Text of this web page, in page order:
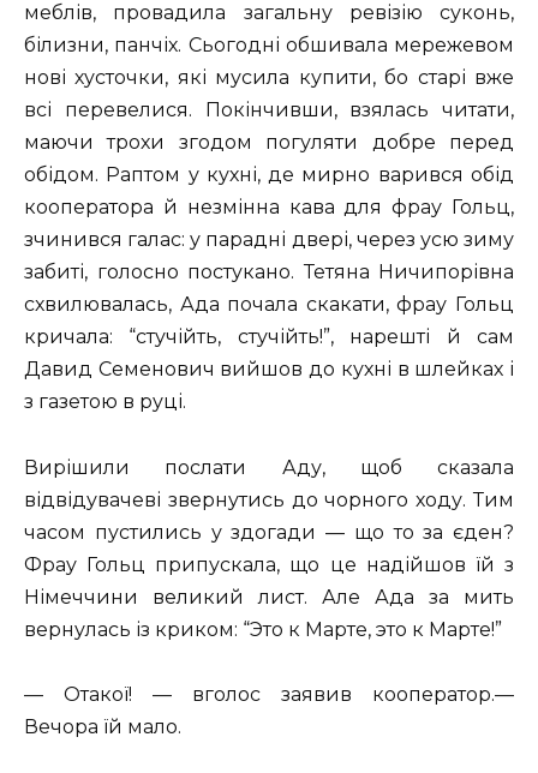
меблів, провадила загальну ревізію суконь,
білизни, панчіх. Сьогодні обшивала мережевом
нові хусточки, які мусила купити, бо старі вже
всі перевелися. Покінчивши, взялась читати,
маючи трохи згодом погуляти добре перед
обідом. Раптом у кухні, де мирно варився обід
кооператора й незмінна кава для фрау Гольц,
зчинився галас: у парадні двері, через усю зиму
забиті, голосно постукано. Тетяна Ничипорівна
схвилювалась, Ада почала скакати, фрау Гольц
кричала: “стучійть, стучійть!”, нарешті й сам
Давид Семенович вийшов до кухні в шлейках і
з газетою в руці.
Вирішили послати Аду, щоб сказала
відвідувачеві звернутись до чорного ходу. Тим
часом пустились у здогади — що то за єден?
Фрау Гольц припускала, що це надійшов їй з
Німеччини великий лист. Але Ада за мить
вернулась із криком: “Это к Марте, это к Марте!”
— Отакої! — вголос заявив кооператор.—
Вечора їй мало.